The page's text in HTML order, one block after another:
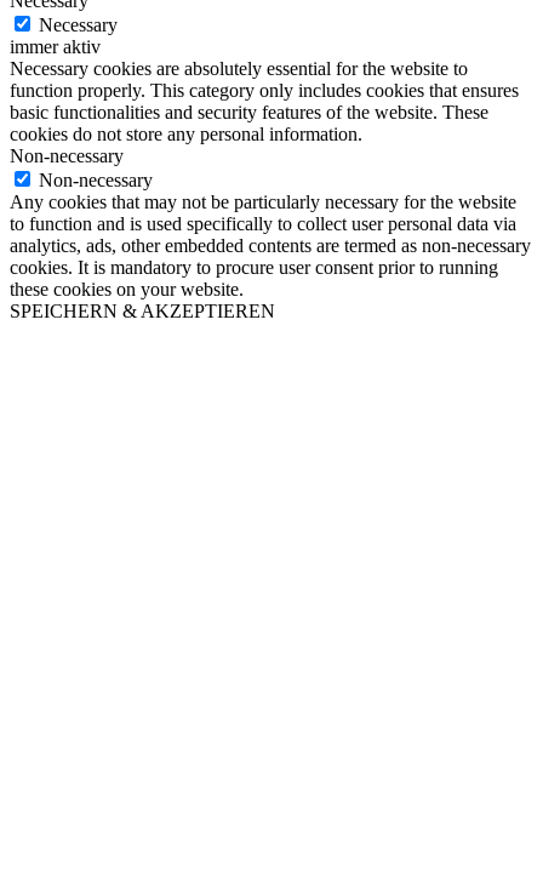
Necessary
immer aktiv
Necessary cookies are absolutely essential for the website to
function properly. This category only includes cookies that ensures
basic functionalities and security features of the website. These
cookies do not store any personal information.
Non-necessary
Non-necessary
Any cookies that may not be particularly necessary for the website
to function and is used specifically to collect user personal data via
analytics, ads, other embedded contents are termed as non-necessary
cookies. It is mandatory to procure user consent prior to running
these cookies on your website.
SPEICHERN & AKZEPTIEREN